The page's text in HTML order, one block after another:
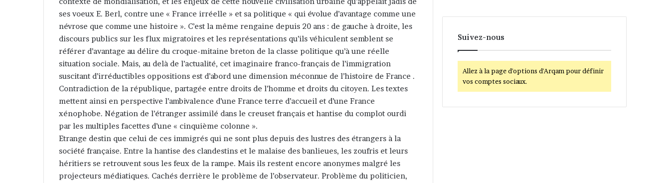
ses voeux E. Berl, contre une « France irréelle » et sa politique « qui évolue d’avantage comme une
névrose que comme une histoire ». C’est la même rengaine depuis 20 ans : de gauche à droite, les
discours publics sur les flux migratoires et les représentations qu’ils véhiculent semblent se
référer d’avantage au délire du croque-mitaine breton de la classe politique qu’à une réelle
situation sociale. Mais, au delà de l’actualité, cet imaginaire franco-français de l’immigration
suscitant d’irréductibles oppositions est d’abord une dimension méconnue de l’histoire de France .
Contradiction de la république, partagée entre droits de l’homme et droits du citoyen. Les textes
mettent ainsi en perspective l’ambivalence d’une France terre d’accueil et d’une France
xénophobe. Négation de l’étranger assimilé dans le creuset français et hantise du complot ourdi
par les multiples facettes d’une « cinquième colonne ».
Etrange destin que celui de ces immigrés qui ne sont plus depuis des lustres des étrangers à la
société française. Entre la hantise des clandestins et le malaise des banlieues, les zoufris et leurs
héritiers se retrouvent sous les feux de la rampe. Mais ils restent encore anonymes malgré les
projecteurs médiatiques. Cachés derrière le problème de l’observateur. Problème du politicien,
Suivez-nous
Allez à la page d'options d'Arqam pour définir
vos comptes sociaux.